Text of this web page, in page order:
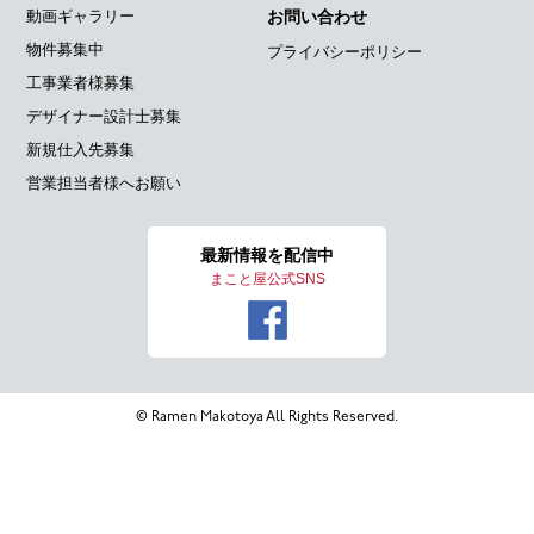
動画ギャラリー
物件募集中
工事業者様募集
デザイナー設計士募集
新規仕入先募集
営業担当者様へお願い
お問い合わせ
プライバシーポリシー
最新情報を配信中
まこと屋公式SNS
© Ramen Makotoya All Rights Reserved.